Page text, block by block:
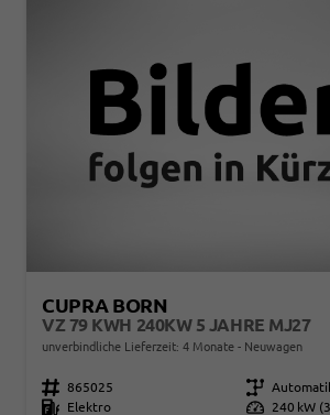
CUPRA BORN
VZ 79 KWH 240KW 5 JAHRE MJ27
unverbindliche Lieferzeit: 4 Monate Neuwagen
Fahrzeugnr. 865025 Getriebe
Kraftstoff
Elektro Leistung 240 kW